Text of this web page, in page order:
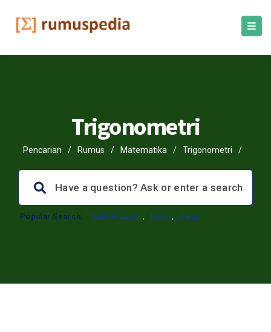
Trigonometri
Pencarian / Rumus / Matematika / Trigonometri /
Popular Search: Customization, Policy, Setup